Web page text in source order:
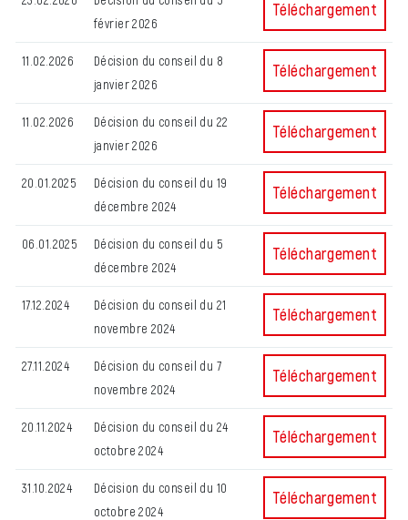
février 2026
Décision du conseil
Téléchargement
11.02.2026
Décision du conseil du 8
janvier 2026
Décision du conseil
Téléchargement
11.02.2026
Décision du conseil du 22
janvier 2026
Décision du conseil
Téléchargement
20.01.2025
Décision du conseil du 19
décembre 2024
Décision du conseil
Téléchargement
06.01.2025
Décision du conseil du 5
décembre 2024
Décision du conseil
Téléchargement
17.12.2024
Décision du conseil du 21
novembre 2024
Décision du conseil
Téléchargement
27.11.2024
Décision du conseil du 7
novembre 2024
Décision du conseil
Téléchargement
20.11.2024
Décision du conseil du 24
octobre 2024
Décision du conseil
Téléchargement
31.10.2024
Décision du conseil du 10
octobre 2024
Décision du conseil
Téléchargement